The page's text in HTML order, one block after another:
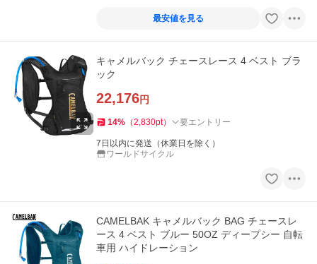
最安値を見る
キャメルバック チェースレース 4 ベスト ブラ
ック
22,176円
14% （2,830pt） 要エントリー
7日以内に発送（休業日を除く）
ワールドサイクル
CAMELBAK キャメルバック BAG チェースレ
ース 4 ベスト ブルー 50OZ ディープシー 自転
車用 ハイドレーション